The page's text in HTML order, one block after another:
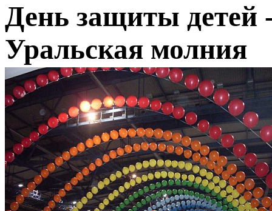
День защиты детей
Уральская молния